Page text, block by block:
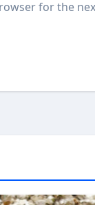
for the